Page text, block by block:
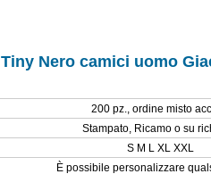
Nero camici uomo
200 pz., ordine misto
Stampato, Ricamo o su
S M L XL XXL
È possibile personalizzare